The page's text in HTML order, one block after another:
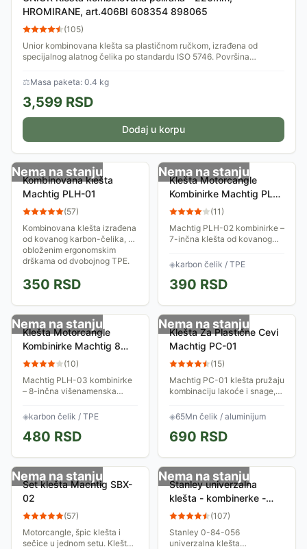
HROMIRANE, art.406BI 608354 898065
(105)
Unior kombinovana klešta sa plastičnom ručkom, izrađena od
specijalnog alatnog čelika po standardu ISO 5746. Površina
⚖Masa paketa: 0.4 kg
3,599 RSD
Dodaj u korpu
Nema na stanju
Kombinovana klešta
Machtig PLH-01
(57)
Kombinovana klešta izrađena
od kovanog karbon-čelika, sa
obloženim ergonomskim
drškama od dvobojnog TPE.
350 RSD
Nema na stanju
Klešta Motorcangle
Kombinirke Machtig PLH-
02
(11)
Machtig PLH-02 kombinirke –
7-inčna klešta od kovanog
ergonomskim TPE drškama,
idealna za precizne i
dugotrajne radove.
◈karbon čelik / TPE
390 RSD
Nema na stanju
Klešta Motorcangle
Kombinirke Machtig 8
inča PLH-03
(10)
Machtig PLH-03 kombinirke
– 8-inčna višenamenska
karbonskog čelika sa
ergonomskim TPE drškama
za precizan rad i dugotrajnu...
◈karbon čelik / TPE
480 RSD
Nema na stanju
Klešta Za Plastične Cevi
Machtig PC-01
(15)
Machtig PC-01 klešta pružaju
kombinaciju lakoće i snage,
rukovanje bez zamaranja.
Idealna su za instalacije
plastičnih...
◈65Mn čelik / aluminijum
690 RSD
Nema na stanju
Set klešta Machtig SBX-
02
(57)
Motorcangle, špic klešta i
sečice u jednom setu. Klešta
Nema na stanju
Stanley univerzalna
klešta - kombinerke -
motorcangle Stanley 0-
(107)
Stanley 0-84-056
univerzalna klešta